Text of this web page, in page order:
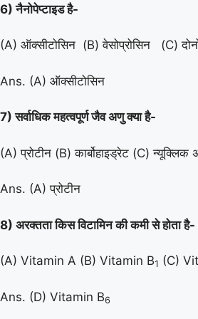
6) नैनोपेप्टाइड है-
(A) ऑक्सीटोसिन (B) वेसोप्रोसिन (C)
Ans. (A) ऑक्सीटोसिन
7) सर्वाधिक महत्वपूर्ण जैव अणु क्या है-
(A) प्रोटीन (B) कार्बोहाइड्रेट (C) न्यूक्लिक
Ans. (A) प्रोटीन
8) अरक्तता किस विटामिन की कमी से होता है-
(A) Vitamin A (B) Vitamin B1 (C)
Ans. (D) Vitamin B6